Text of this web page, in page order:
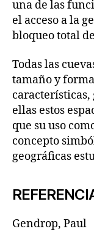
una de las
el acceso a la
bloqueo total
Todas las
tamaño y
ellas estos
que su uso
concepto
geográficas
Gendrop, Paul